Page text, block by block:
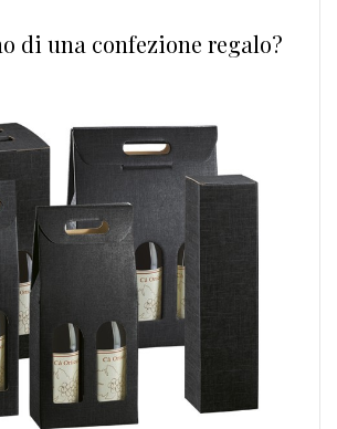
di una confezione regalo?